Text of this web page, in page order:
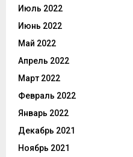
Июль 2022
Июнь 2022
Май 2022
Апрель 2022
Март 2022
Февраль 2022
Январь 2022
Декабрь 2021
Ноябрь 2021